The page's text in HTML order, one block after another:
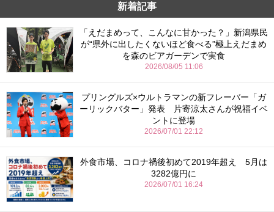
新着記事
「えだまめって、こんなに甘かった？」新潟県民
が“県外に出したくないほど食べる”極上えだまめ
を森のビアガーデンで実食
2026/08/05 11:06
プリングルズ×ウルトラマンの新フレーバー「ガ
ーリックバター」発表 片寄涼太さんが祝福イベ
ントに登場
2026/07/01 22:12
外食市場、コロナ禍後初めて2019年超え 5月は
3282億円に
2026/07/01 16:24